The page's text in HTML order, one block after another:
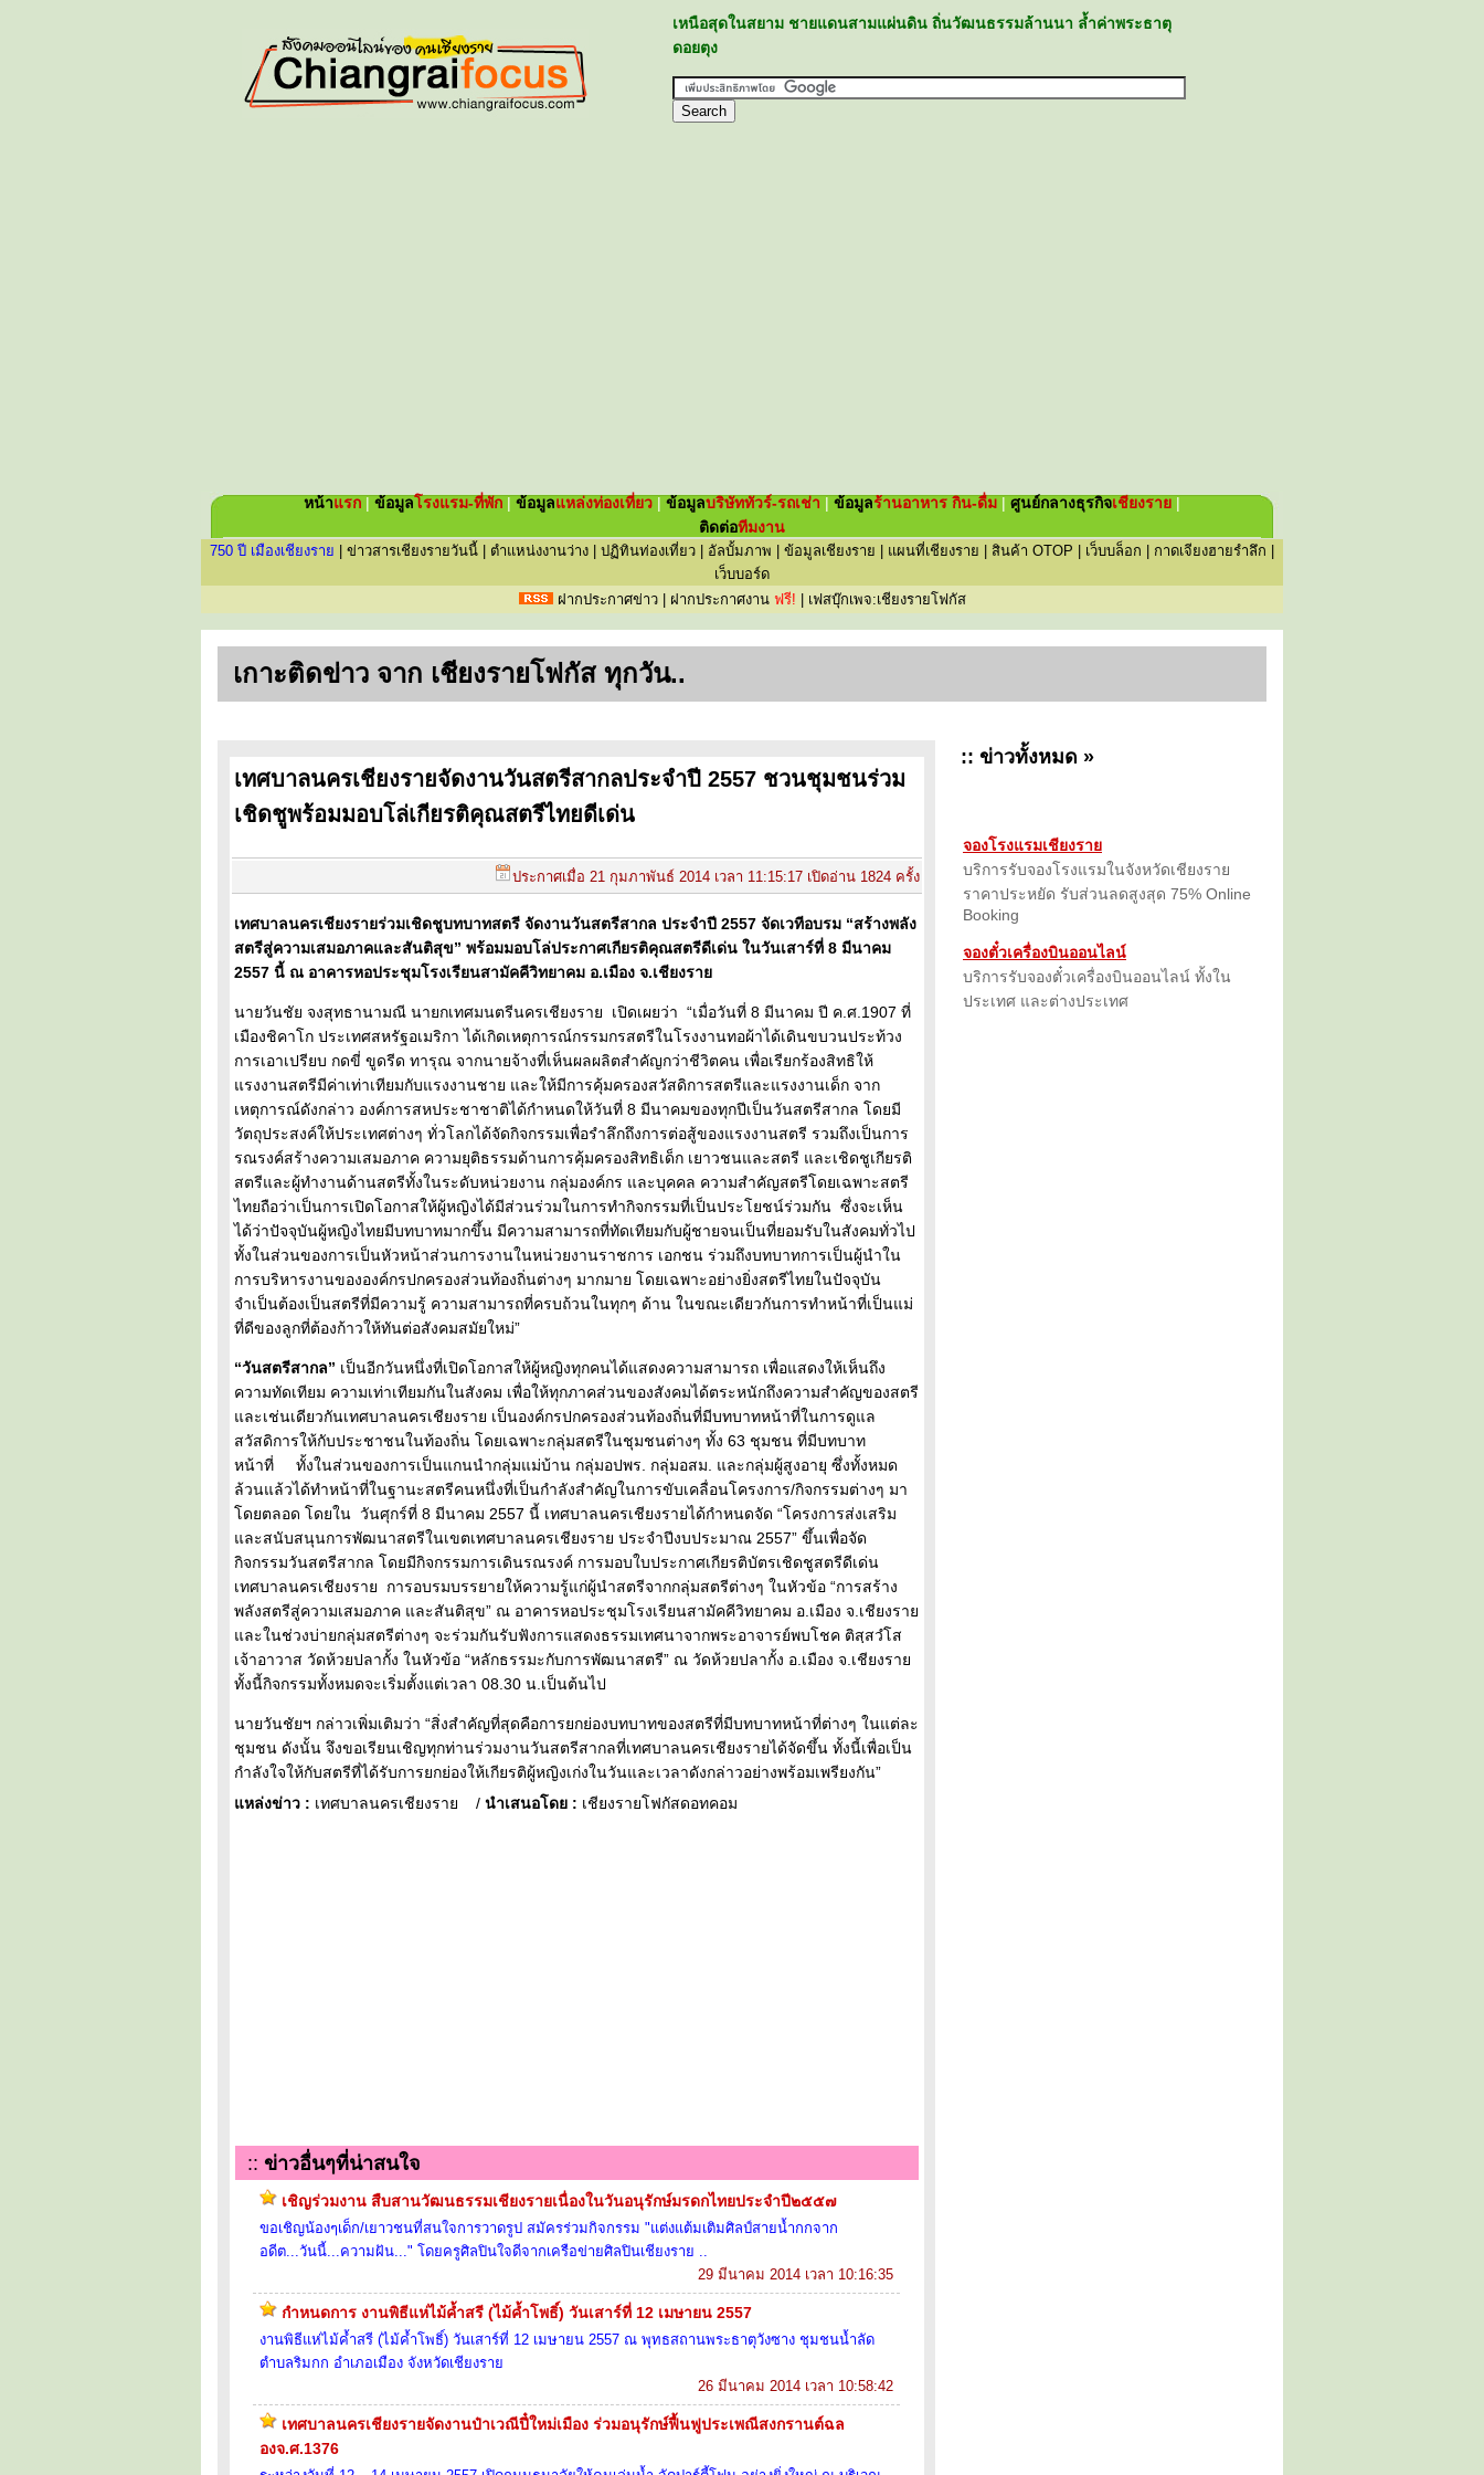
เหนือสุดในสยาม ชายแดนสามแผ่นดิน ถิ่นวัฒนธรรมล้านนา ล้ำค่าพระธาตุ
ดอยตุง
หน้าแรก | ข้อมูลโรงแรม-ที่พัก | ข้อมูลแหล่งท่องเที่ยว | ข้อมูลบริษัททัวร์-รถเช่า | ข้อมูลร้านอาหาร กิน-ดื่ม | ศูนย์กลางธุรกิจเชียงราย |
ติดต่อทีมงาน
750 ปี เมืองเชียงราย ข่าวสารเชียงรายวันนี้ ตำแหน่งงานว่าง ปฏิทินท่องเที่ยว อัลบั้มภาพ ข้อมูลเชียงราย แผนที่เชียงราย สินค้า OTOP เว็บบล็อก กาดเจียงฮายรำลึก
เว็บบอร์ด
ฝากประกาศข่าว| ฝากประกาศงาน ฟรี! เฟสบุ๊กเพจ:เชียงรายโฟกัส
เกาะติดข่าว จาก เชียงรายโฟกัส ทุกวัน..
เทศบาลนครเชียงรายจัดงานวันสตรีสากลประจำปี 2557 ชวนชุมชนร่วม
เชิดชูพร้อมมอบโล่เกียรติคุณสตรีไทยดีเด่น
ประกาศเมื่อ 21 กุมภาพันธ์ 2014 เวลา 11:15:17 เปิดอ่าน 1824 ครั้ง
เทศบาลนครเชียงรายร่วมเชิดชูบทบาทสตรี จัดงานวันสตรีสากล ประจำปี 2557 จัดเวทีอบรม “สร้างพลัง
สตรีสู่ความเสมอภาคและสันติสุข” พร้อมมอบโล่ประกาศเกียรติคุณสตรีดีเด่น ในวันเสาร์ที่ 8 มีนาคม
2557 นี้ ณ อาคารหอประชุมโรงเรียนสามัคคีวิทยาคม อ.เมือง จ.เชียงราย
นายวันชัย จงสุทธานามณี นายกเทศมนตรีนครเชียงราย เปิดเผยว่า “เมื่อวันที่ 8 มีนาคม ปี ค.ศ.1907 ที่
เมืองชิคาโก ประเทศสหรัฐอเมริกา ได้เกิดเหตุการณ์กรรมกรสตรีในโรงงานทอผ้าได้เดินขบวนประท้วง
การเอาเปรียบ กดขี่ ขูดรีด ทารุณ จากนายจ้างที่เห็นผลผลิตสำคัญกว่าชีวิตคน เพื่อเรียกร้องสิทธิให้
แรงงานสตรีมีค่าเท่าเทียมกับแรงงานชาย และให้มีการคุ้มครองสวัสดิการสตรีและแรงงานเด็ก จาก
เหตุการณ์ดังกล่าว องค์การสหประชาชาติได้กำหนดให้วันที่ 8 มีนาคมของทุกปีเป็นวันสตรีสากล โดยมี
วัตถุประสงค์ให้ประเทศต่างๆ ทั่วโลกได้จัดกิจกรรมเพื่อรำลึกถึงการต่อสู้ของแรงงานสตรี รวมถึงเป็นการ
รณรงค์สร้างความเสมอภาค ความยุติธรรมด้านการคุ้มครองสิทธิเด็ก เยาวชนและสตรี และเชิดชูเกียรติ
สตรีและผู้ทำงานด้านสตรีทั้งในระดับหน่วยงาน กลุ่มองค์กร และบุคคล ความสำคัญสตรีโดยเฉพาะสตรี
ไทยถือว่าเป็นการเปิดโอกาสให้ผู้หญิงได้มีส่วนร่วมในการทำกิจกรรมที่เป็นประโยชน์ร่วมกัน ซึ่งจะเห็น
ได้ว่าปัจจุบันผู้หญิงไทยมีบทบาทมากขึ้น มีความสามารถที่ทัดเทียมกับผู้ชายจนเป็นที่ยอมรับในสังคมทั่วไป
ทั้งในส่วนของการเป็นหัวหน้าส่วนการงานในหน่วยงานราชการ เอกชน ร่วมถึงบทบาทการเป็นผู้นำใน
การบริหารงานขององค์กรปกครองส่วนท้องถิ่นต่างๆ มากมาย โดยเฉพาะอย่างยิ่งสตรีไทยในปัจจุบัน
จำเป็นต้องเป็นสตรีที่มีความรู้ ความสามารถที่ครบถ้วนในทุกๆ ด้าน ในขณะเดียวกันการทำหน้าที่เป็นแม่
ที่ดีของลูกที่ต้องก้าวให้ทันต่อสังคมสมัยใหม่”
“วันสตรีสากล” เป็นอีกวันหนึ่งที่เปิดโอกาสให้ผู้หญิงทุกคนได้แสดงความสามารถ เพื่อแสดงให้เห็นถึง
ความทัดเทียม ความเท่าเทียมกันในสังคม เพื่อให้ทุกภาคส่วนของสังคมได้ตระหนักถึงความสำคัญของสตรี
และเช่นเดียวกันเทศบาลนครเชียงราย เป็นองค์กรปกครองส่วนท้องถิ่นที่มีบทบาทหน้าที่ในการดูแล
สวัสดิการให้กับประชาชนในท้องถิ่น โดยเฉพาะกลุ่มสตรีในชุมชนต่างๆ ทั้ง 63 ชุมชน ที่มีบทบาท
หน้าที่ ทั้งในส่วนของการเป็นแกนนำกลุ่มแม่บ้าน กลุ่มอปพร. กลุ่มอสม. และกลุ่มผู้สูงอายุ ซึ่งทั้งหมด
ล้วนแล้วได้ทำหน้าที่ในฐานะสตรีคนหนึ่งที่เป็นกำลังสำคัญในการขับเคลื่อนโครงการ/กิจกรรมต่างๆ มา
โดยตลอด โดยใน วันศุกร์ที่ 8 มีนาคม 2557 นี้ เทศบาลนครเชียงรายได้กำหนดจัด “โครงการส่งเสริม
และสนับสนุนการพัฒนาสตรีในเขตเทศบาลนครเชียงราย ประจำปีงบประมาณ 2557” ขึ้นเพื่อจัด
กิจกรรมวันสตรีสากล โดยมีกิจกรรมการเดินรณรงค์ การมอบใบประกาศเกียรติบัตรเชิดชูสตรีดีเด่น
เทศบาลนครเชียงราย การอบรมบรรยายให้ความรู้แก่ผู้นำสตรีจากกลุ่มสตรีต่างๆ ในหัวข้อ “การสร้าง
พลังสตรีสู่ความเสมอภาค และสันติสุข” ณ อาคารหอประชุมโรงเรียนสามัคคีวิทยาคม อ.เมือง จ.เชียงราย
และในช่วงบ่ายกลุ่มสตรีต่างๆ จะร่วมกันรับฟังการแสดงธรรมเทศนาจากพระอาจารย์พบโชค ติสฺสวํโส
เจ้าอาวาส วัดห้วยปลากั้ง ในหัวข้อ “หลักธรรมะกับการพัฒนาสตรี” ณ วัดห้วยปลากั้ง อ.เมือง จ.เชียงราย
ทั้งนี้กิจกรรมทั้งหมดจะเริ่มตั้งแต่เวลา 08.30 น.เป็นต้นไป
นายวันชัยฯ กล่าวเพิ่มเติมว่า “สิ่งสำคัญที่สุดคือการยกย่องบทบาทของสตรีที่มีบทบาทหน้าที่ต่างๆ ในแต่ละ
ชุมชน ดังนั้น จึงขอเรียนเชิญทุกท่านร่วมงานวันสตรีสากลที่เทศบาลนครเชียงรายได้จัดขึ้น ทั้งนี้เพื่อเป็น
กำลังใจให้กับสตรีที่ได้รับการยกย่องให้เกียรติผู้หญิงเก่งในวันและเวลาดังกล่าวอย่างพร้อมเพรียงกัน”
แหล่งข่าว : เทศบาลนครเชียงราย / นำเสนอโดย : เชียงรายโฟกัสดอทคอม
:: ข่าวอื่นๆที่น่าสนใจ
เชิญร่วมงาน สืบสานวัฒนธรรมเชียงรายเนื่องในวันอนุรักษ์มรดกไทยประจำปี๒๕๕๗
ขอเชิญน้องๆเด็ก/เยาวชนที่สนใจการวาดรูป สมัครร่วมกิจกรรม "แต่งแต้มเติมศิลป์สายน้ำกกจาก
อดีต...วันนี้...ความฝัน..." โดยครูศิลปินใจดีจากเครือข่ายศิลปินเชียงราย ..
29 มีนาคม 2014 เวลา 10:16:35
กำหนดการ งานพิธีแห่ไม้ค้ำสรี (ไม้ค้ำโพธิ์) วันเสาร์ที่ 12 เมษายน 2557
งานพิธีแห่ไม้ค้ำสรี (ไม้ค้ำโพธิ์) วันเสาร์ที่ 12 เมษายน 2557 ณ พุทธสถานพระธาตุวังซาง ชุมชนน้ำลัด
ตำบลริมกก อำเภอเมือง จังหวัดเชียงราย
26 มีนาคม 2014 เวลา 10:58:42
เทศบาลนครเชียงรายจัดงานป๋าเวณีปี๋ใหม่เมือง ร่วมอนุรักษ์ฟื้นฟูประเพณีสงกรานต์ฉล
องจ.ศ.1376
:: ข่าวทั้งหมด »
จองโรงแรมเชียงราย
บริการรับจองโรงแรมในจังหวัดเชียงราย
ราคาประหยัด รับส่วนลดสูงสุด 75% Online
Booking
จองตั๋วเครื่องบินออนไลน์
บริการรับจองตั๋วเครื่องบินออนไลน์ ทั้งใน
ประเทศ และต่างประเทศ